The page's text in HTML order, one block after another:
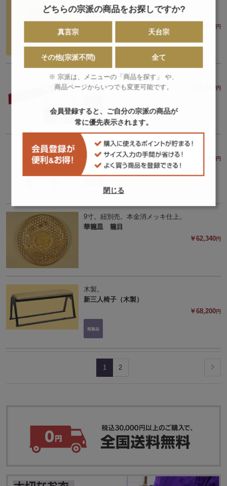
約62×62cm
座布団 赤正絹糸径四釜八重菊
￥53,990円
連結電気カーペット
￥55,550円
一葉一花 密壇用（一対）
￥58,000円
9寸。紐別売。本金消メッキ仕上。
華籠皿 籠目
￥62,340円
木製。
新三人椅子（木製）
￥68,200円
1 2
どちらの宗派の商品をお探しですか?
真言宗 天台宗
その他(宗派不問) 全て
※ 宗派は、メニューの「商品を探す」 や、
商品ページからいつでも変更可能です。
会員登録すると、ご自分の宗派の商品が
常に優先表示されます。
閉じる